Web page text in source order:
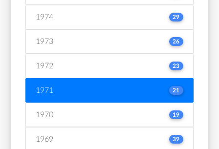
1974 29
1973 26
1972 23
1971 21
1970 19
1969 39